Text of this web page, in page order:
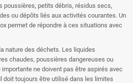
poussières, petits débris, résidus secs,
ou dépôts liés aux activités courantes. Un
permet de répondre à ces situations avec
nature des déchets. Les liquides
chaudes, poussières dangereuses ou
ne doivent pas être aspirés avec
doit toujours être utilisé dans les limites